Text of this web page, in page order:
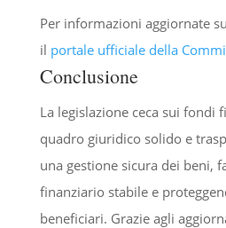
Per informazioni aggiornate
il portale ufficiale della
Conclusione
La legislazione ceca sui fondi
quadro giuridico solido e
una gestione sicura dei beni,
finanziario stabile e
beneficiari. Grazie agli